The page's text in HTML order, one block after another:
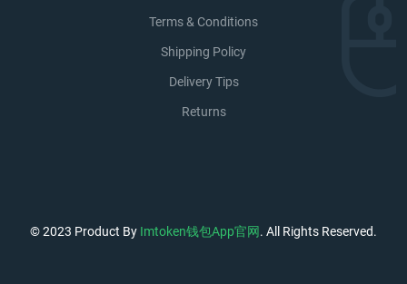
Terms & Conditions
Shipping Policy
Delivery Tips
Returns
© 2023 Product By Imtoken钱包app官网. All Rights Reserved.